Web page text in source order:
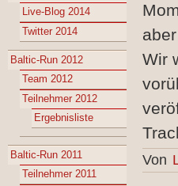
Live-Blog 2014
Twitter 2014
Baltic-Run 2012
Team 2012
Teilnehmer 2012
Ergebnisliste
Baltic-Run 2011
Teilnehmer 2011
Wir
Von